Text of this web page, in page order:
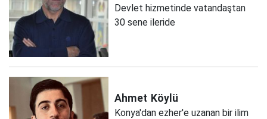
Devlet hizmetinde vatandaştan
30 sene ileride
Ahmet Köylü
Konya'dan ezher'e uzanan bir ilim